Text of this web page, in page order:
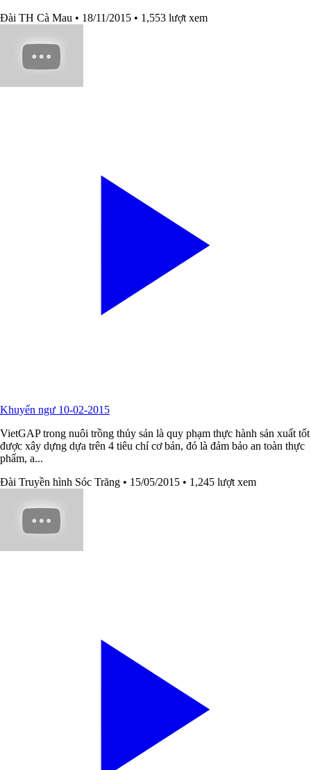
Đài TH Cà Mau • 18/11/2015 • 1,553 lượt xem
Khuyến ngư 10-02-2015
VietGAP trong nuôi trồng thủy sản là quy phạm thực hành sản xuất tốt
được xây dựng dựa trên 4 tiêu chí cơ bản, đó là đảm bảo an toàn thực
phẩm, a...
Đài Truyền hình Sóc Trăng • 15/05/2015 • 1,245 lượt xem